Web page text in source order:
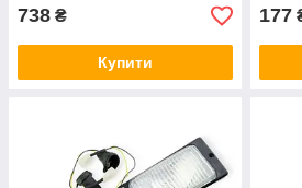
738 ₴
Купити
177